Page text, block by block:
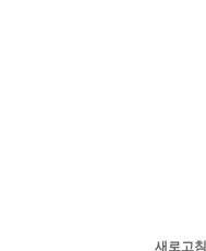
새로고침